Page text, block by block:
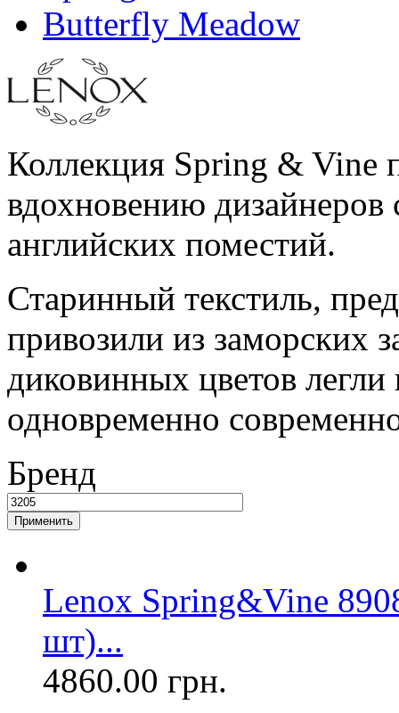
Butterfly Meadow
Коллекция Spring & Vine
вдохновению
английских поместий.
Старинный текстиль,
привозили из заморских
диковинных цветов
одновременно
Бренд
Lenox Spring&Vine
шт)...
4860.00 грн.